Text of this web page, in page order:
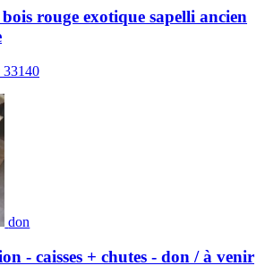
rouge exotique sapelli ancien
33140
don
- caisses + chutes - don / à venir